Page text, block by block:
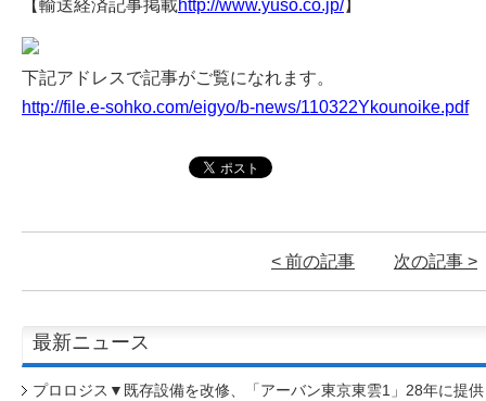
【輸送経済記事掲載http://www.yuso.co.jp/】
下記アドレスで記事がご覧になれます。
http://file.e-sohko.com/eigyo/b-news/110322Ykounoike.pdf
< 前の記事 次の記事 >
最新ニュース
プロロジス▼既存設備を改修、「アーバン東京東雲1」28年に提供